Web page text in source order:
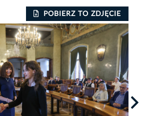
POBIERZ TO ZDJĘCIE